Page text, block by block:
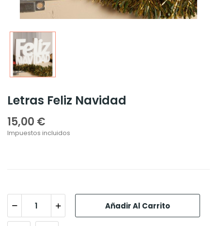
Letras Feliz Navidad
15,00 €
Impuestos incluidos
Añadir Al Carrito